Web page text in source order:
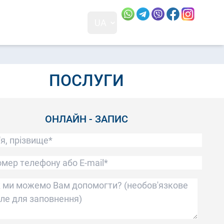
Посилання скопійовано
ПОСЛУГИ
ОНЛАЙН - ЗАПИС
прізвище*
телефону або E-mail*
ми можемо Вам допомогти?